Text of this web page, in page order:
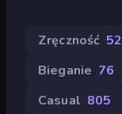
Zręczność
Bieganie 76
Casual 805